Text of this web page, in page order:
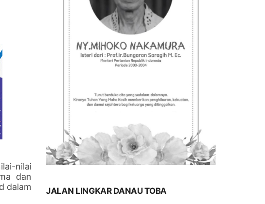
nilai
dan
dalam
JALAN LINGKAR DANAU TOBA